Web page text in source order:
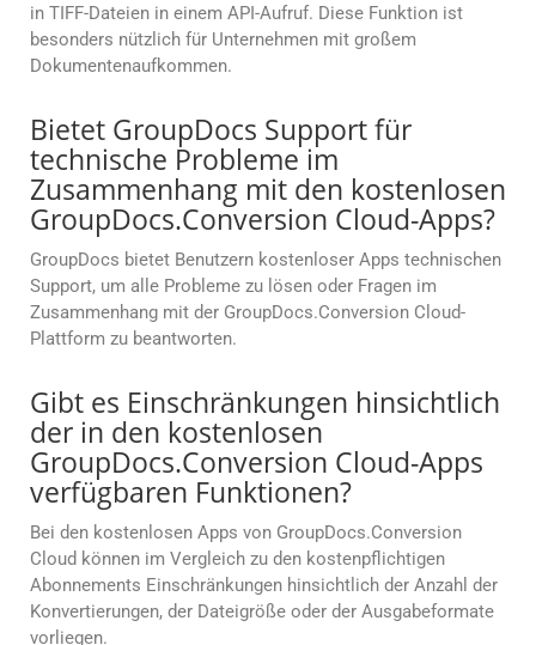
in TIFF-Dateien in einem API-Aufruf. Diese Funktion ist
besonders nützlich für Unternehmen mit großem
Dokumentenaufkommen.
Bietet GroupDocs Support für
technische Probleme im
Zusammenhang mit den kostenlosen
GroupDocs.Conversion Cloud-Apps?
GroupDocs bietet Benutzern kostenloser Apps technischen
Support, um alle Probleme zu lösen oder Fragen im
Zusammenhang mit der GroupDocs.Conversion Cloud-
Plattform zu beantworten.
Gibt es Einschränkungen hinsichtlich
der in den kostenlosen
GroupDocs.Conversion Cloud-Apps
verfügbaren Funktionen?
Bei den kostenlosen Apps von GroupDocs.Conversion
Cloud können im Vergleich zu den kostenpflichtigen
Abonnements Einschränkungen hinsichtlich der Anzahl der
Konvertierungen, der Dateigröße oder der Ausgabeformate
vorliegen.